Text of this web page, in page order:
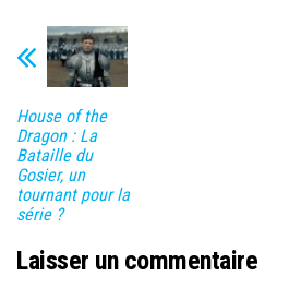
House of the
Dragon : La
Bataille du
Gosier, un
tournant pour la
série ?
Laisser un commentaire